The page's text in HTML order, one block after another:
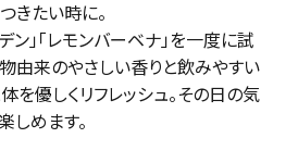
きたい時に。
ン」「レモンバーベナ」を一度に試
由来のやさしい香りと飲みやすい
を優しくリフレッシュ。その日の気
めます。